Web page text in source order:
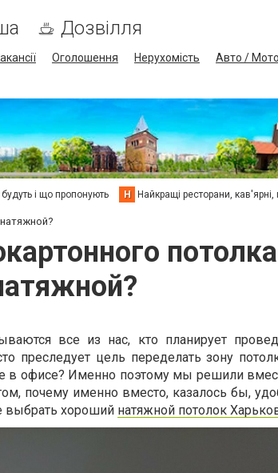
Дозвілля
Оголошення Нерухомість
Авто / Мото
і що пропонують Н Найкращі ресторани, кав'ярні,
все из нас, кто планирует
преследует цель переделать зону
в офисе? Именно поэтому мы решили
почему именно вместо, казалось бы,
выбрать хороший натяжной потолок